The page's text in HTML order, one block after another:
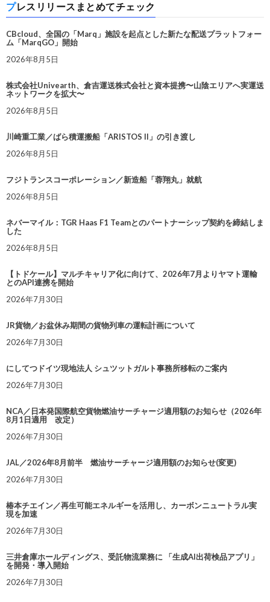
プレスリリースまとめてチェック
CBcloud、全国の「Marq」施設を起点とした新たな配送プラットフォー
ム「MarqGO」開始
2026年8月5日
株式会社Univearth、倉吉運送株式会社と資本提携〜山陰エリアへ実運送
ネットワークを拡大〜
2026年8月5日
川崎重工業／ばら積運搬船「ARISTOS II」の引き渡し
2026年8月5日
フジトランスコーポレーション／新造船「蓉翔丸」就航
2026年8月5日
ネバーマイル：TGR Haas F1 Teamとのパートナーシップ契約を締結しま
した
2026年8月5日
【トドケール】マルチキャリア化に向けて、2026年7月よりヤマト運輸
とのAPI連携を開始
2026年7月30日
JR貨物／お盆休み期間の貨物列車の運転計画について
2026年7月30日
にしてつドイツ現地法人 シュツットガルト事務所移転のご案内
2026年7月30日
NCA／日本発国際航空貨物燃油サーチャージ適用額のお知らせ（2026年
8月1日適用 改定）
2026年7月30日
JAL／2026年8月前半 燃油サーチャージ適用額のお知らせ(変更)
2026年7月30日
椿本チエイン／再生可能エネルギーを活用し、カーボンニュートラル実
現を加速
2026年7月30日
三井倉庫ホールディングス、受託物流業務に 「生成AI出荷検品アプリ」
を開発・導入開始
2026年7月30日